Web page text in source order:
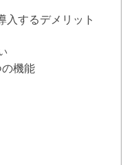
入するデメリット
機能